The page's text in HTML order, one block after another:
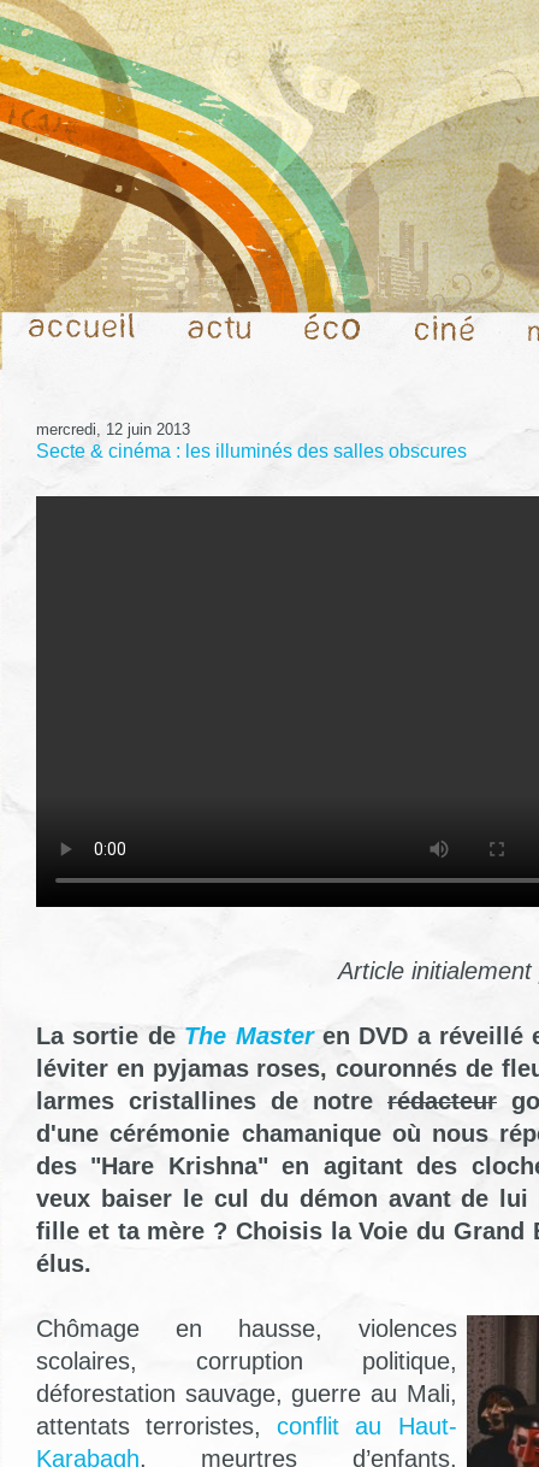
mercredi, 12 juin 2013
Secte & cinéma : les illuminés des salles obscures
Article
La sortie deThe Masteren DVD a réveillé
léviter en pyjamas roses, couronnés de
larmes cristallines de notre rédacteur
d'une cérémonie chamanique où nous
des "Hare Krishna" en agitant des
veux baiser le cul du démon avant de
fille et ta mère ? Choisis la Voie du Grand
élus.
Chômage en hausse, violences
scolaires, corruption politique,
déforestation sauvage, guerre au Mali,
attentats terroristes,conflit au Haut-
Karabagh, meurtres d’enfants,